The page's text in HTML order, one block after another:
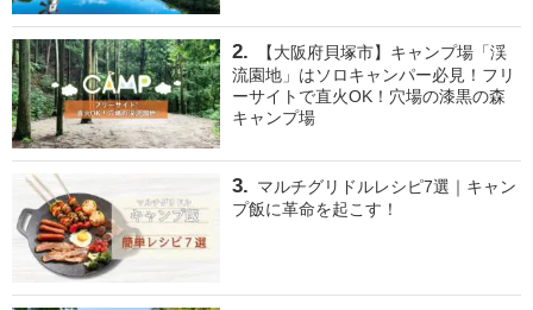
【大阪府貝塚市】キャンプ場「渓
流園地」はソロキャンパー必見！フリ
ーサイトで直火OK！穴場の漆黒の森
キャンプ場
マルチグリドルレシピ7選｜キャン
プ飯に革命を起こす！